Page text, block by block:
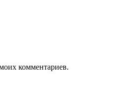
комментариев.